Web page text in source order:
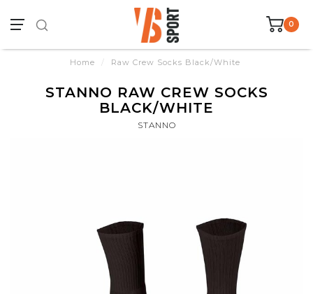
0
Home / Raw Crew Socks Black/White
STANNO RAW CREW SOCKS
BLACK/WHITE
STANNO